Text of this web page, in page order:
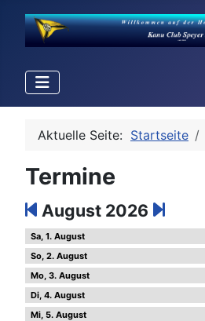
Aktuelle Seite: Startseite
Termine
August 2026
1
2
3
4
5